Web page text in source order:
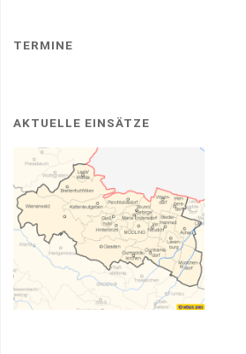
TERMINE
AKTUELLE EINSÄTZE